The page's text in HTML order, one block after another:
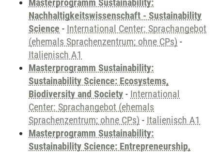
Masterprogramm Sustainability:
Nachhaltigkeitswissenschaft - Sustainability
Science - International Center: Sprachangebot
(ehemals Sprachenzentrum; ohne CPs) -
Italienisch A1
Masterprogramm Sustainability:
Sustainability Science: Ecosystems,
Biodiversity and Society - International
Center: Sprachangebot (ehemals
Sprachenzentrum; ohne CPs) - Italienisch A1
Masterprogramm Sustainability:
Sustainability Science: Entrepreneurship,